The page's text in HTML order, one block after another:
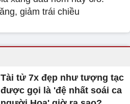
giảm trái chiều
Tài tử 7x đẹp như tượng tạc
được gọi là 'đệ nhất soái ca